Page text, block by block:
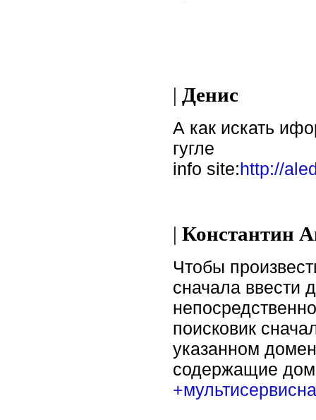
| Денис
А как искать
гугле
info site:http://
|Константин
Чтобы
сначала ввести
поисковик
указанном
содержащие